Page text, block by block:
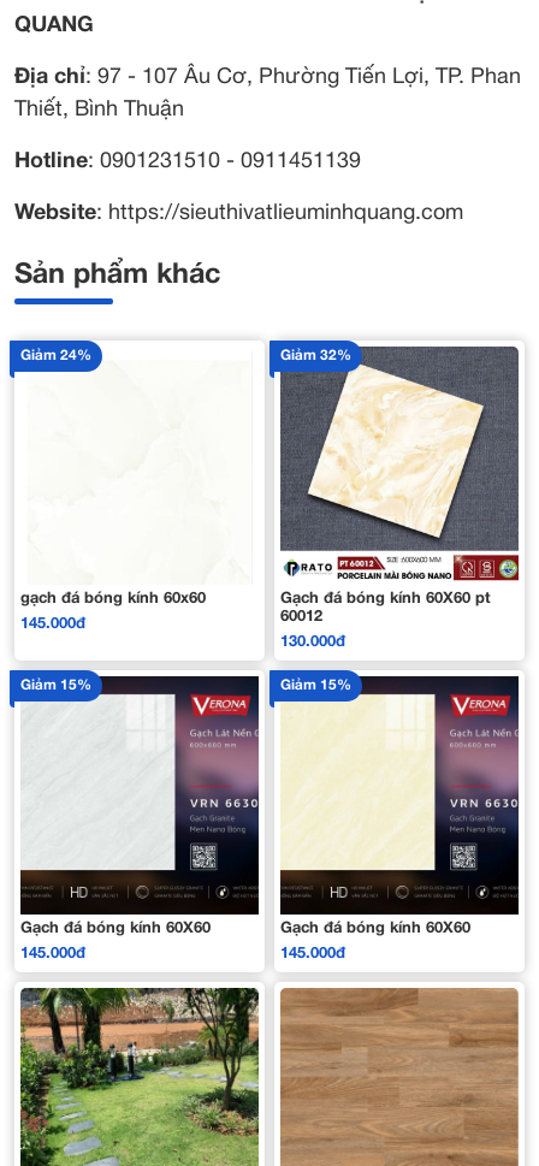
QUANG
Địa chỉ: 97 - 107 Âu Cơ, Phường Tiến Lợi, TP. Phan
Thiết, Bình Thuận
Hotline: 0901231510 - 0911451139
Website: https://sieuthivatlieuminhquang.com
Sản phẩm khác
Giảm 24%
gạch đá bóng kính 60x60
145.000đ
Giảm 32%
Gạch đá bóng kính 60X60 pt
60012
130.000đ
Giảm 15%
Gạch đá bóng kính 60X60
145.000đ
Giảm 15%
Gạch đá bóng kính 60X60
145.000đ